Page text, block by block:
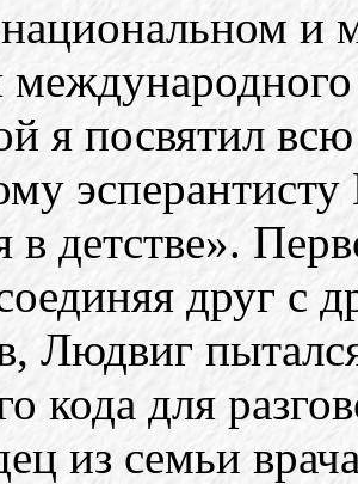
и
я посвятил
в детстве».
друг с
Людвиг
кода для
из семьи